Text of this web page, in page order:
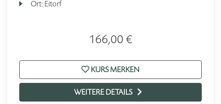
Ort: Eitorf
166,00 €
KURS MERKEN
WEITERE DETAILS